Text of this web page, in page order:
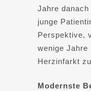
Jahre
junge
Perspektive,
wenige Jahre
Herzinfarkt
Modernste